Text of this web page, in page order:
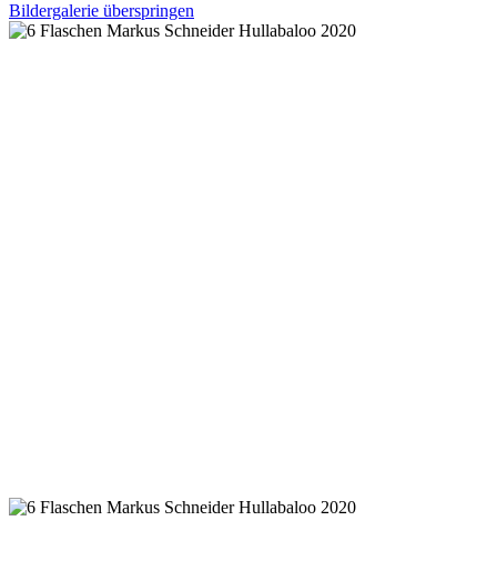
Bildergalerie überspringen